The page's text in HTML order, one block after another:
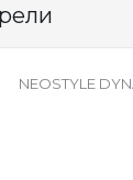
NEOSTYLE